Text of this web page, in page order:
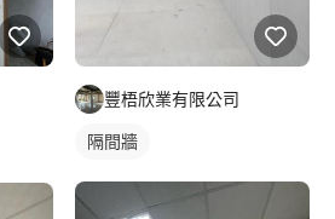
豐梧欣業有限公司
隔間牆